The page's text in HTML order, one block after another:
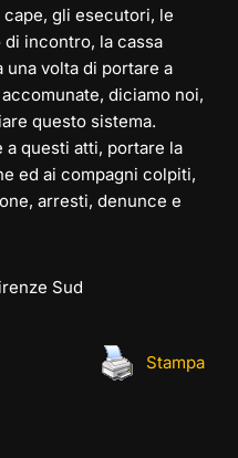
gli esecutori, le
incontro, la cassa
volta di portare a
diciamo noi,
questo sistema.
questi atti, portare la
ed ai compagni colpiti,
arresti, denunce e
Sud
Stampa